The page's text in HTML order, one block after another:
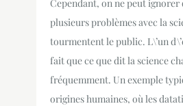
Cependant, on ne peut ignorer
plusieurs problèmes avec la
tourmentent le public. L\’un
fait que ce que dit la science
fréquemment. Un exemple
origines humaines, où les